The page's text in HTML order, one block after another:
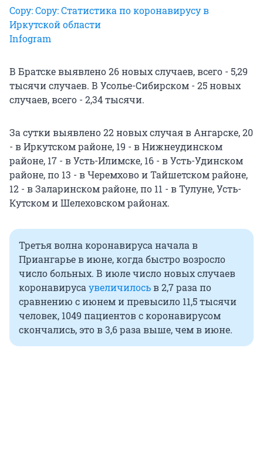
Copy: Copy: Статистика по коронавирусу в
Иркутской области
Infogram
В Братске выявлено 26 новых случаев, всего - 5,29
тысячи случаев. В Усолье-Сибирском - 25 новых
случаев, всего - 2,34 тысячи.
За сутки выявлено 22 новых случая в Ангарске, 20
- в Иркутском районе, 19 - в Нижнеудинском
районе, 17 - в Усть-Илимске, 16 - в Усть-Удинском
районе, по 13 - в Черемхово и Тайшетском районе,
12 - в Заларинском районе, по 11 - в Тулуне, Усть-
Кутском и Шелеховском районах.
Третья волна коронавируса начала в
Приангарье в июне, когда быстро возросло
число больных. В июле число новых случаев
коронавирусаувеличилосьв 2,7 раза по
сравнению с июнем и превысило 11,5 тысячи
человек, 1049 пациентов с коронавирусом
скончались, это в 3,6 раза выше, чем в июне.